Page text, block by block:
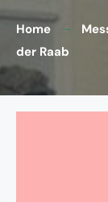
Home
der Raab